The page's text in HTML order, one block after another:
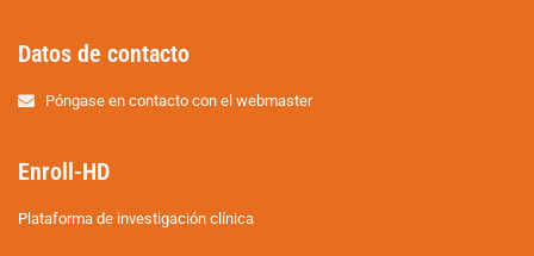
Datos de contacto
Póngase en contacto con el webmaster
Enroll-HD
Plataforma de investigación clínica